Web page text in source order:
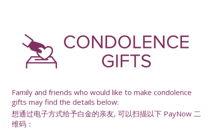
Family and friends who would like to make condolence
gifts may find the details below:
想通过电子方式给予白金的亲友, 可以扫描以下 PayNow 二
维码：